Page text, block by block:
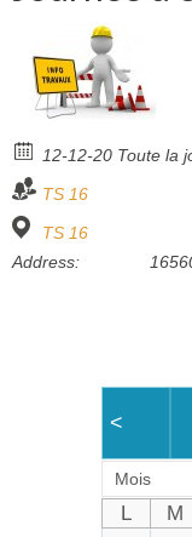
Sécurité
Challenges TS 16
Bilan des
Bénévoles
Vidéos
Boutique
12-12-20 Toute la
TS 16
TS 16
Address:
<
Mois
L M